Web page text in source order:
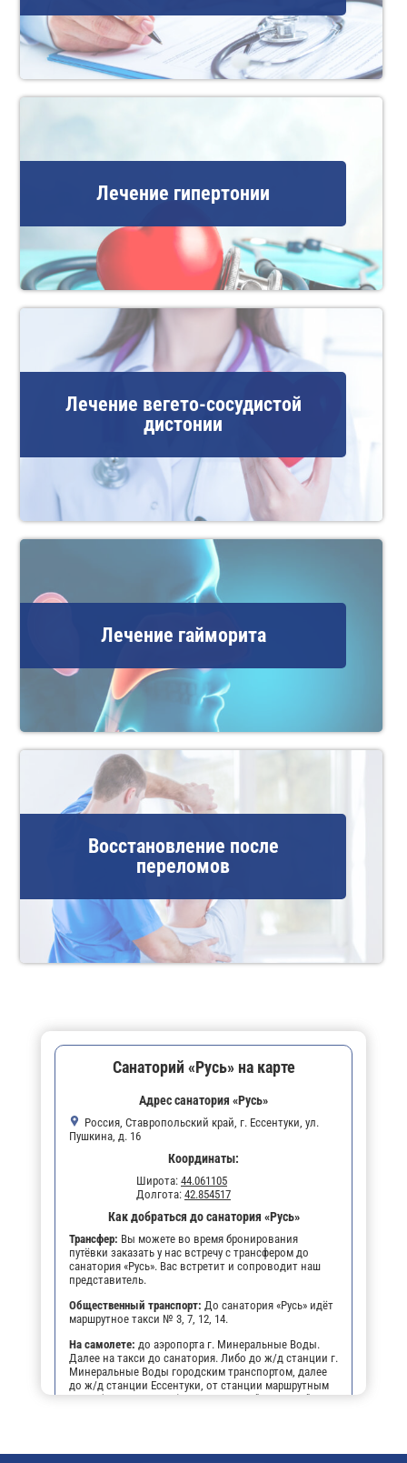
Лечение гипертонии
Лечение вегето-сосудистой
дистонии
Лечение гайморита
Восстановление после
переломов
Санаторий «Русь» на карте
Адрес санатория «Русь»
Россия, Ставропольский край, г. Ессентуки, ул.
Пушкина, д. 16
Координаты:
Широта: 44.061105
Долгота: 42.854517
Как добраться до санатория «Русь»
Трансфер: Вы можете во время бронирования
путёвки заказать у нас встречу с трансфером до
санатория «Русь». Вас встретит и сопроводит наш
представитель.
Общественный транспорт: До санатория «Русь» идёт
маршрутное такси № 3, 7, 12, 14.
На самолете: до аэропорта г. Минеральные Воды.
Далее на такси до санатория. Либо до ж/д станции г.
Минеральные Воды городским транспортом, далее
до ж/д станции Ессентуки, от станции маршрутным
такси (№№ 3, 7, 12, 14) до остановки "Виктория",
не заблудиться, можно воспользоваться